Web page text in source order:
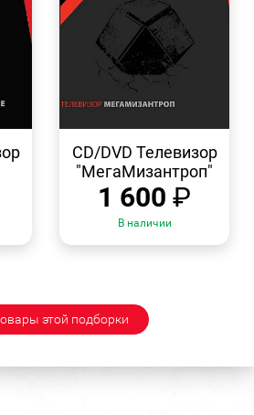
ПРОСМОТР
CD/DVD Телевизор
"МегаМизантроп"
1 600 ₽
В наличии
этой подборки